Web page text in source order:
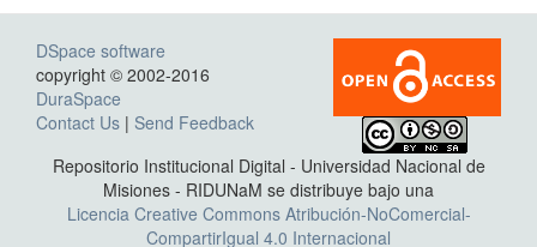
DSpace software
copyright © 2002-2016
DuraSpace
Contact Us | Send Feedback
Repositorio Institucional Digital - Universidad Nacional de
Misiones - RIDUNaM se distribuye bajo una
Licencia Creative Commons Atribución-NoComercial-
CompartirIgual 4.0 Internacional